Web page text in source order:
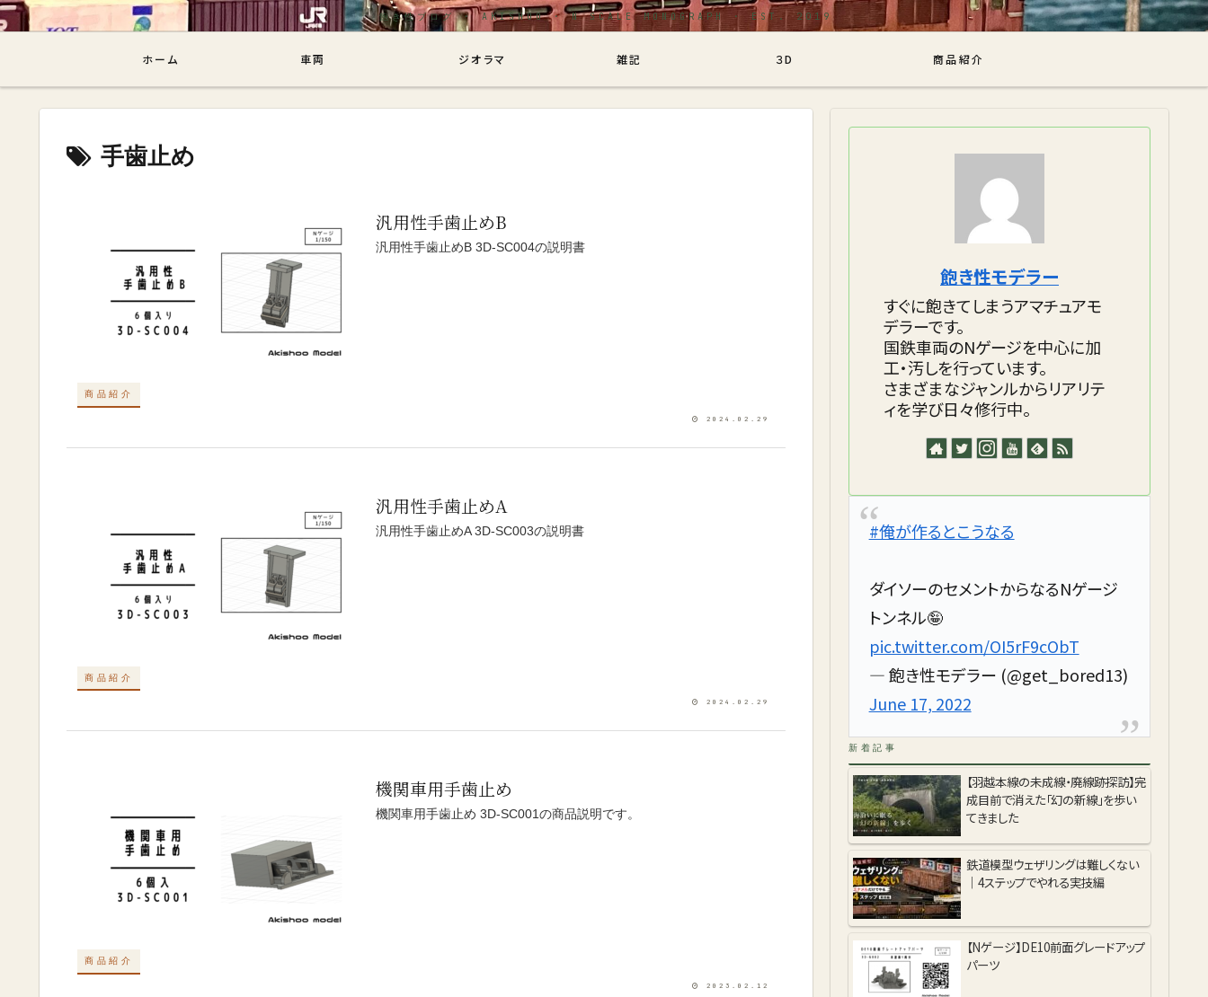
飽き性ブログ
ホーム 車両 ジオラマ 雑記 ３D 商品紹介
手歯止め
商品紹介
汎用性手歯止めB
汎用性手歯止めB 3D-SC004の説明書
2024.02.29
商品紹介
汎用性手歯止めA
汎用性手歯止めA 3D-SC003の説明書
2024.02.29
商品紹介
機関車用手歯止め
機関車用手歯止め 3D-SC001の商品説明です。
2023.02.12
飽き性モデラー
すぐに飽きてしまうアマチュアモ
デラーです。
国鉄車両のNゲージを中心に加
工・汚しを行っています。
さまざまなジャンルからリアリテ
ィを学び日々修行中。
#俺が作るとこうなる
ダイソーのセメントからなるNゲージ
トンネル🤪
pic.twitter.com/OI5rF9cObT
— 飽き性モデラー (@get_bored13)
June 17, 2022
新着記事
【羽越本線の未成線・廃線跡探訪】完
成目前で消えた「幻の新線」を歩い
てきました
鉄道模型ウェザリングは難しくない
｜4ステップでやれる実技編
【Nゲージ】DE10前面グレードアップ
パーツ